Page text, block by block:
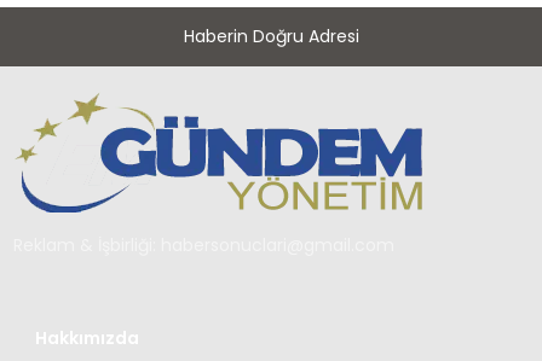
Haberin Doğru Adresi
Hakkımızda